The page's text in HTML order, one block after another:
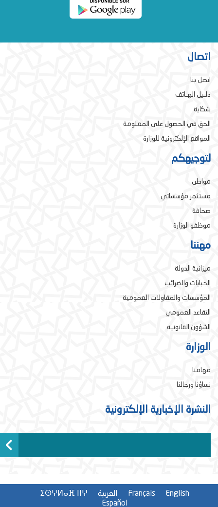
اتصال
اتصل بنا
دلـيل الهـاتف
شكاية
الحق في الحصول على المعلومة
المواقع الإلكترونية للوزارة
لتوجيهكم
مواطن
مستثمر مؤسساتي
صحافة
موظفو الوزارة
مهننا
ميزانية الدولة
الجبايات والضرائب
المؤسسات والمقاولات العمومية
التقاعد العمومي
الشؤون القانونية
الوزارة
مهامنا
نساؤنا ورجالنا
النشرة الإخبارية الإلكترونية
ⵉⵙⵖⵍⴰⴼ ⵏⵏⵖ العربية Français
English
Español